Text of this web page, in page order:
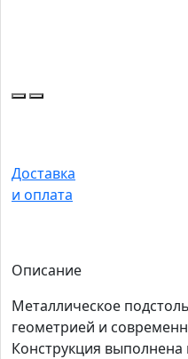
Доставка
и оплата
Описание
Металлическое
геометрией и
Конструкция